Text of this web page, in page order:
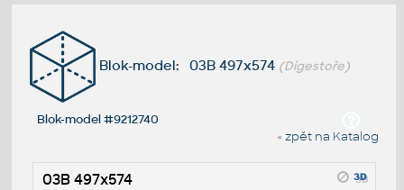
Blok-model: 03B 497x574 (Digestoře)
Blok-model #9212740
« zpět na Katalog
03B 497x574